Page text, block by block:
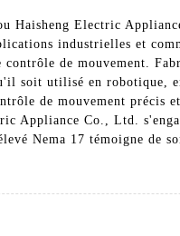
Haisheng Electric
industrielles et
de mouvement.
soit utilisé en robotique,
de mouvement précis
Appliance Co., Ltd.
Nema 17 témoigne de